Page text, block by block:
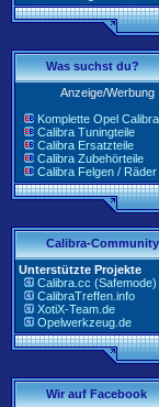
Was suchst du?
Anzeige/Werbung
Komplette Opel Calibra
Calibra Tuningteile
Calibra Ersatzteile
Calibra Zubehörteile
Calibra Felgen / Räder
Calibra-Community
Unterstützte Projekte
Calibra.cc (Safemode)
CalibraTreffen.info
XotiX-Team.de
Opelwerkzeug.de
Wir auf Facebook